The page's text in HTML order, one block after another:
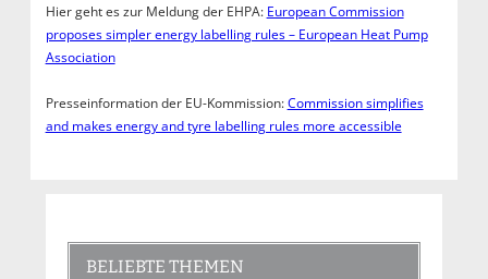
Hier geht es zur Meldung der EHPA: European Commission
proposes simpler energy labelling rules – European Heat Pump
Association
Presseinformation der EU-Kommission:Commission simplifies
and makes energy and tyre labelling rules more accessible
BELIEBTE THEMEN